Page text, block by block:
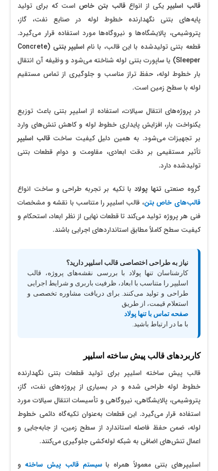
قالب اسلیپریکی از انواعقالب بتن خاص است که برای تولید
پایه‌های بتنی نگهدارنده خطوط لوله در صنایع نفت، گاز،
پتروشیمی، پالایشگاه‌ها و نیروگاه‌ها مورد استفاده قرار می‌گیرد.
قطعه بتنی تولیدشده با این قالب، با نام
اسلیپر بتنی (Concrete
Sleeper) یا ساپورت بتنی لوله شناخته می‌شود و وظیفه آن انتقال
بار خطوط لوله، حفظ تراز مناسب و جلوگیری از تماس مستقیم
لوله با سطح زمین است.
در پروژه‌های انتقال سیالات، استفاده از اسلیپر بتنی باعث توزیع
یکنواخت بار، افزایش پایداری خطوط لوله و کاهش تنش‌های وارد
بر تجهیزات می‌شود. به همین دلیل کیفیت ساختقالب اسلیپر
تأثیر مستقیمی بر دقت ابعادی، مقاومت و دوام قطعات بتنی
تولیدشده دارد.
گروه صنعتی تنها پولاد با تکیه بر تجربه طراحی و ساخت انواع
قالب‌های خاص بتن، قالب اسلیپر را متناسب با نقشه و مشخصات
فنی هر پروژه تولید می‌کند تا قطعات نهایی از نظر ابعاد، استحکام و
کیفیت سطح کاملاً مطابق استانداردهای اجرایی باشند.
نیاز به طراحی اختصاصی قالب اسلیپر دارید؟
کارشناسان تنها پولاد با بررسی نقشه‌های پروژه، قالب
اسلیپر را متناسب با ابعاد، ظرفیت باربری و شرایط اجرایی
طراحی و تولید می‌کنند. برای دریافت مشاوره تخصصی و
استعلام قیمت، از طریق
صفحه تماس با تنها پولاد
با ما در ارتباط باشید.
کاربردهای قالب پیش ساخته اسلیپر
قالب پیش ساخته اسلیپر برای تولید قطعات بتنی نگهدارنده
خطوط لوله طراحی شده و در بسیاری از پروژه‌های نفت، گاز،
پتروشیمی، پالایشگاهی، نیروگاهی و تأسیسات انتقال سیالات مورد
استفاده قرار می‌گیرد. این قطعات به‌عنوان تکیه‌گاه دائمی خطوط
لوله، ضمن حفظ فاصله استاندارد از سطح زمین، از جابه‌جایی و
اعمال تنش‌های اضافی به شبکه لوله‌کشی جلوگیری می‌کنند.
اسلیپرهای بتنی معمولاً همراه باسیستم قالب پیش ساخته و